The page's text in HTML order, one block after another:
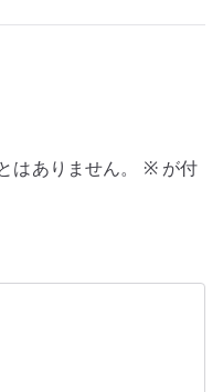
ありません。 ※が付